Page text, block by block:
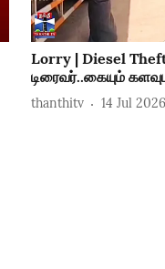
Lorry | Diesel
டிரைவர்..கையும்
thanthitv 14 Jul 2026